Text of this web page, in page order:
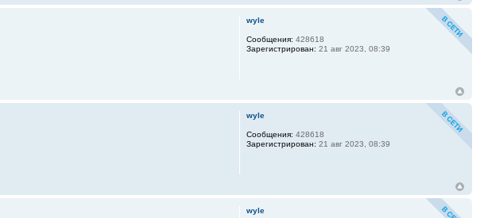
wyle
Сообщения: 428618
Зарегистрирован: 21 авг 2023, 08:39
wyle
Сообщения: 428618
Зарегистрирован: 21 авг 2023, 08:39
wyle